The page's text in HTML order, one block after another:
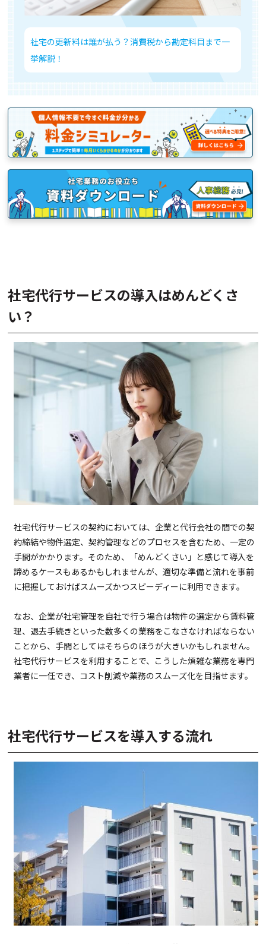
宅の更新料は誰が払う？消費税から勘定科目まで一
解説！
社宅代行サービスの導入はめんどくさ
い？
社宅代行サービスの契約においては、企業と代行会社の間での契
約締結や物件選定、契約管理などのプロセスを含むため、一定の
手間がかかります。そのため、「めんどくさい」と感じて導入を
諦めるケースもあるかもしれませんが、適切な準備と流れを事前
に把握しておけばスムーズかつスピーディーに利用できます。
なお、企業が社宅管理を自社で行う場合は物件の選定から賃料管
理、退去手続きといった数多くの業務をこなさなければならない
ことから、手間としてはそちらのほうが大きいかもしれません。
社宅代行サービスを利用することで、こうした煩雑な業務を専門
業者に一任でき、コスト削減や業務のスムーズ化を目指せます。
社宅代行サービスを導入する流れ